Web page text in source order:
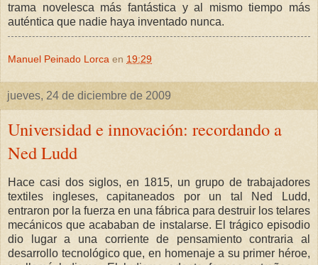
trama novelesca más fantástica y al mismo tiempo más
auténtica que nadie haya inventado nunca.
Manuel Peinado Lorca en 19:29
jueves, 24 de diciembre de 2009
Universidad e innovación: recordando a
Ned Ludd
Hace casi dos siglos, en 1815, un grupo de trabajadores
textiles ingleses, capitaneados por un tal Ned Ludd,
entraron por la fuerza en una fábrica para destruir los telares
mecánicos que acababan de instalarse. El trágico episodio
dio lugar a una corriente de pensamiento contraria al
desarrollo tecnológico que, en homenaje a su primer héroe,